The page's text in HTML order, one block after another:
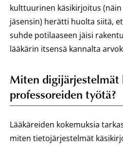
kulttuurinen käsikirjoitus
jäsensin) herätti huolta siitä,
suhde potilaaseen jäisi
lääkärin itsensä kannalta
Miten
professoreiden työtä?
Lääkäreiden kokemuksia
miten tietojärjestelmät